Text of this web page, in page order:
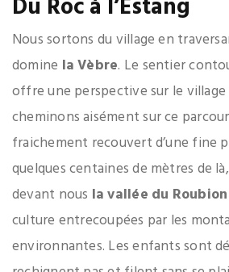
Du Roc à l’Estang
Nous sortons du village en
domine la Vèbre. Le sentier
offre une perspective sur le village
cheminons aisément sur ce
fraichement recouvert d’une fine
quelques centaines de mètres de
devant nous la vallée du Roubion
culture entrecoupées par les
environnantes. Les enfants sont